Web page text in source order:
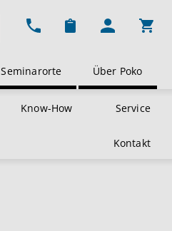
Seminarorte Über Poko
Know-How Service
Kontakt